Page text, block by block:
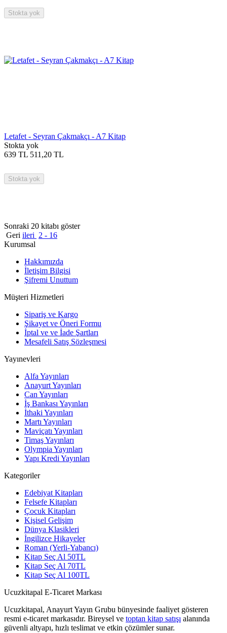
Stokta yok
Letafet - Seyran Çakmakçı - A7 Kitap
Stokta yok
639 TL 511,20 TL
Stokta yok
Sonraki 20 kitabı göster
Geri ileri 2 - 16
Kurumsal
Hakkımızda
İletişim Bilgisi
Şifremi Unuttum
Müşteri Hizmetleri
Sipariş ve Kargo
Şikayet ve Öneri Formu
İptal ve ve İade Şartları
Mesafeli Satış Sözleşmesi
Yayınevleri
Alfa Yayınları
Anayurt Yayınları
Can Yayınları
İş Bankası Yayınları
İthaki Yayınları
Martı Yayınları
Maviçatı Yayınları
Timaş Yayınları
Olympia Yayınları
Yapı Kredi Yayınları
Kategoriler
Edebiyat Kitapları
Felsefe Kitapları
Çocuk Kitapları
Kişisel Gelişim
Dünya Klasikleri
İngilizce Hikayeler
Roman (Yerli-Yabancı)
Kitap Seç Al 50TL
Kitap Seç Al 70TL
Kitap Seç Al 100TL
Ucuzkitapal E-Ticaret Markası
Ucuzkitapal, Anayurt Yayın Grubu bünyesinde faaliyet gösteren
resmi e-ticaret markasıdır. Bireysel ve toptan kitap satışı alanında
güvenli altyapı, hızlı teslimat ve etkin çözümler sunar.